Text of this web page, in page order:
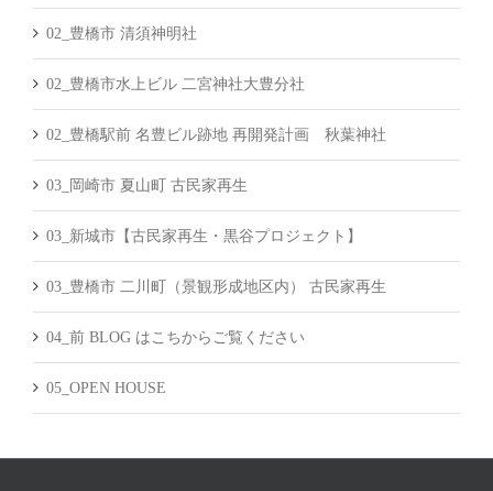
02_豊橋市 清須神明社
02_豊橋市水上ビル 二宮神社大豊分社
02_豊橋駅前 名豊ビル跡地 再開発計画 秋葉神社
03_岡崎市 夏山町 古民家再生
03_新城市【古民家再生・黒谷プロジェクト】
03_豊橋市 二川町（景観形成地区内） 古民家再生
04_前 BLOG はこちからご覧ください
05_OPEN HOUSE